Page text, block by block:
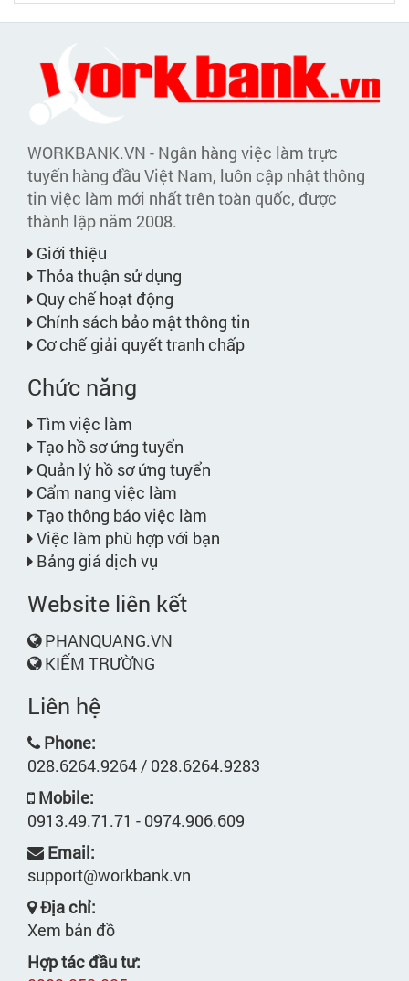
WORKBANK.VN - Ngân hàng việc làm trực
tuyến hàng đầu Việt Nam, luôn cập nhật thông
tin việc làm mới nhất trên toàn quốc, được
thành lập năm 2008.
Giới thiệu
Thỏa thuận sử dụng
Quy chế hoạt động
Chính sách bảo mật thông tin
Cơ chế giải quyết tranh chấp
Chức năng
Tìm việc làm
Tạo hồ sơ ứng tuyển
Quản lý hồ sơ ứng tuyển
Cẩm nang việc làm
Tạo thông báo việc làm
Việc làm phù hợp với bạn
Bảng giá dịch vụ
Website liên kết
PHANQUANG.VN
KIẾM TRƯỜNG
Liên hệ
Phone:
028.6264.9264 / 028.6264.9283
Mobile:
0913.49.71.71 - 0974.906.609
Email:
support@workbank.vn
Địa chỉ:
Xem bản đồ
Hợp tác đầu tư: